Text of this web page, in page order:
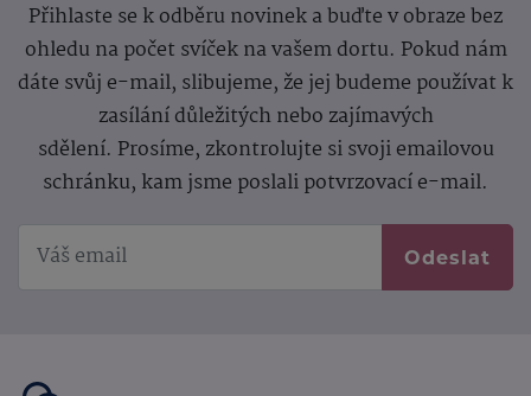
Přihlaste se k odběru novinek a buďte v obraze bez
ohledu na počet svíček na vašem dortu. Pokud nám
dáte svůj e-mail, slibujeme, že jej budeme používat k
zasílání důležitých nebo zajímavých
sdělení. Prosíme, zkontrolujte si svoji emailovou
schránku, kam jsme poslali potvrzovací e-mail.
Odeslat